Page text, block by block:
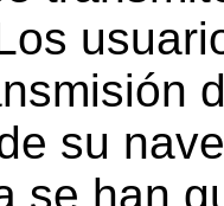
su
se han